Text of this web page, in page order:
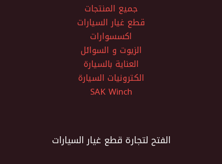
جميع المنتجات
قطع غيار السيارات
اكسسوارات
الزيوت و السوائل
العناية بالسيارة
الكترونيات السيارة
SAK Winch
الفتح لتجارة قطع غيار السيارات